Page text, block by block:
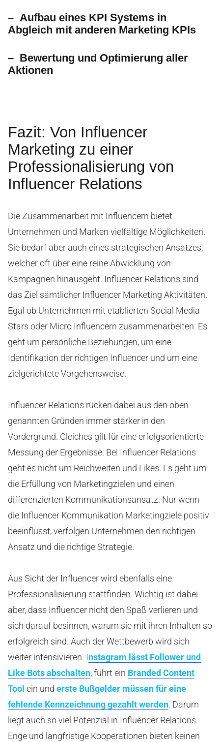
– Aufbau eines KPI Systems in
Abgleich mit anderen Marketing KPIs
– Bewertung und Optimierung aller
Aktionen
Fazit: Von Influencer
Marketing zu einer
Professionalisierung von
Influencer Relations
Die Zusammenarbeit mit Influencern bietet
Unternehmen und Marken vielfältige Möglichkeiten.
Sie bedarf aber auch eines strategischen Ansatzes,
welcher oft über eine reine Abwicklung von
Kampagnen hinausgeht. Influencer Relations sind
das Ziel sämtlicher Influencer Marketing Aktivitäten.
Egal ob Unternehmen mit etablierten Social Media
Stars oder Micro Influencern zusammenarbeiten. Es
geht um persönliche Beziehungen, um eine
Identifikation der richtigen Influencer und um eine
zielgerichtete Vorgehensweise.
Influencer Relations rücken dabei aus den oben
genannten Gründen immer stärker in den
Vordergrund. Gleiches gilt für eine erfolgsorientierte
Messung der Ergebnisse. Bei Influencer Relations
geht es nicht um Reichweiten und Likes. Es geht um
die Erfüllung von Marketingzielen und einen
differenzierten Kommunikationsansatz. Nur wenn
die Influencer Kommunikation Marketingziele positiv
beeinflusst, verfolgen Unternehmen den richtigen
Ansatz und die richtige Strategie.
Aus Sicht der Influencer wird ebenfalls eine
Professionalisierung stattfinden. Wichtig ist dabei
aber, dass Influencer nicht den Spaß verlieren und
sich darauf besinnen, warum sie mit ihren Inhalten so
erfolgreich sind. Auch der Wettbewerb wird sich
weiter intensivieren. Instagram lässt Follower und
Like Bots abschalten, führt ein Branded Content
Tool ein und erste Bußgelder müssen für eine
fehlende Kennzeichnung gezahlt werden. Darum
liegt auch so viel Potenzial in Influencer Relations.
Enge und langfristige Kooperationen bieten keinen